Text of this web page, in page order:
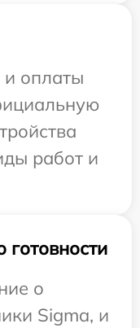
оплаты
работ и
о
Sigma, и